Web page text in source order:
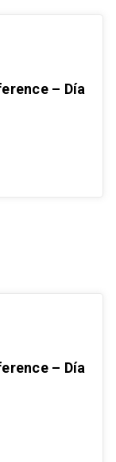
– Día
– Día